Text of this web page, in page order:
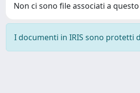
Non ci sono file associati a
I documenti in IRIS sono protetti